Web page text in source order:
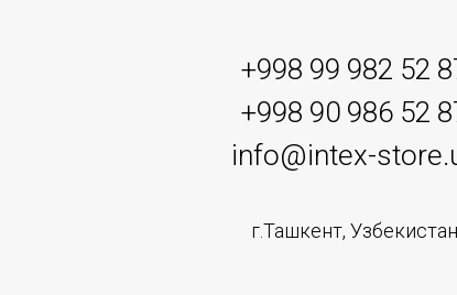
+998 99 982 52
+998 90 986 52
info@intex-
г.Ташкент, Узбекистан